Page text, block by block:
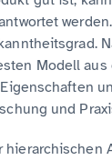
Modell
und
hierarchischen